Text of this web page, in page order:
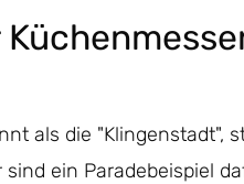
als die "Klingenstadt",
sind ein Paradebeispiel